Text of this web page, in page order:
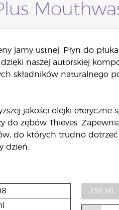
jamy ustnej. Płyn do
naszej autorskiej
składników naturalnego
jakości olejki eteryczne
do zębów Thieves.
do których trudno
dzień.
236 ML